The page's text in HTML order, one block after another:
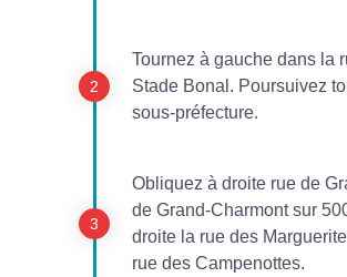
Tournez à gauche dans la
Stade Bonal. Poursuivez
sous-préfecture.
Obliquez à droite rue de
de Grand-Charmont sur
droite la rue des
rue des Campenottes.